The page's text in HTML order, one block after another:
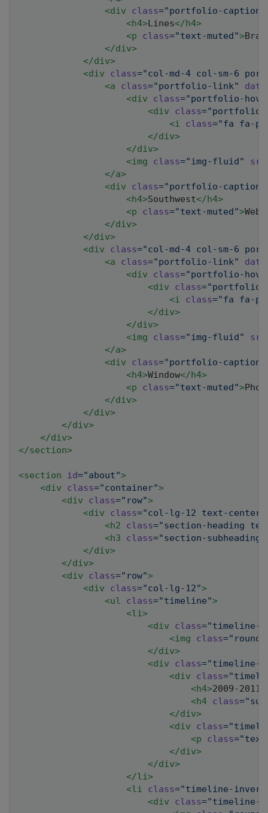
<div class="portfolio-caption
<h4>Lines</h4>
<p class="text-muted">
</div>
</div>
<div class="col-md-4 col-sm-6
<a class="portfolio-link"
<div class="portfolio-
<div class="portfolio-
<i class="fa fa-
</div>
</div>
<img class="img-fluid" src
</a>
<div class="portfolio-caption
<h4>Southwest</h4>
<p class="text-muted">
</div>
</div>
<div class="col-md-4 col-sm-6
<a class="portfolio-link"
<div class="portfolio-
<div class="portfolio-
<i class="fa fa-
</div>
</div>
<img class="img-fluid" src
</a>
<div class="portfolio-caption
<h4>Window</h4>
<p class="text-muted">
</div>
</div>
</div>
</div>
</section>
<section id="about">
<div class="container">
<div class=" row">
<div class="col-lg-12 text-center
<h2 class="section-heading
<h3 class="section-subheading
</div>
</div>
<div class=" row">
<div class="col-lg-12">
<ul class="timeline">
<li>
<div class="timeline-
<img class="
</div>
<div class="timeline-
<div class="
<h4>2009-2011
<h4 class="
</div>
<div class="
<p class="
</div>
</div>
</li>
<li class="timeline-
<div class="timeline-